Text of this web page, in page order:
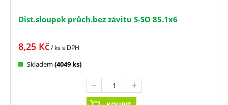
Dist.sloupek průch.bez závitu S-SO 85.1x6
8,25 Kč/ kss DPH
Skladem (4049 ks)